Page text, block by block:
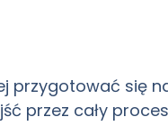
przygotować się
przez cały